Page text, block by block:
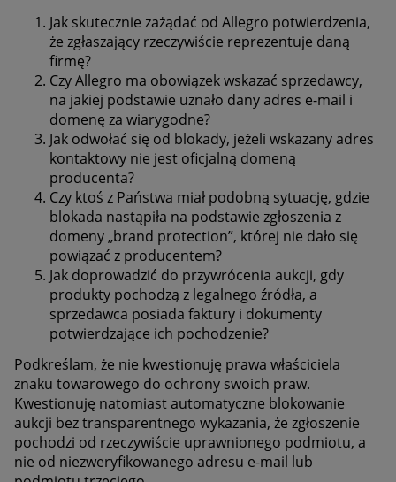
Jak skutecznie zażądać od Allegro potwierdzenia,
że zgłaszający rzeczywiście reprezentuje daną
firmę?
Czy Allegro ma obowiązek wskazać sprzedawcy,
na jakiej podstawie uznało dany adres e-mail i
domenę za wiarygodne?
Jak odwołać się od blokady, jeżeli wskazany adres
kontaktowy nie jest oficjalną domeną
producenta?
Czy ktoś z Państwa miał podobną sytuację, gdzie
blokada nastąpiła na podstawie zgłoszenia z
domeny „brand protection”, której nie dało się
powiązać z producentem?
Jak doprowadzić do przywrócenia aukcji, gdy
produkty pochodzą z legalnego źródła, a
sprzedawca posiada faktury i dokumenty
potwierdzające ich pochodzenie?
Podkreślam, że nie kwestionuję prawa właściciela
znaku towarowego do ochrony swoich praw.
Kwestionuję natomiast automatyczne blokowanie
aukcji bez transparentnego wykazania, że zgłoszenie
pochodzi od rzeczywiście uprawnionego podmiotu, a
nie od niezweryfikowanego adresu e-mail lub